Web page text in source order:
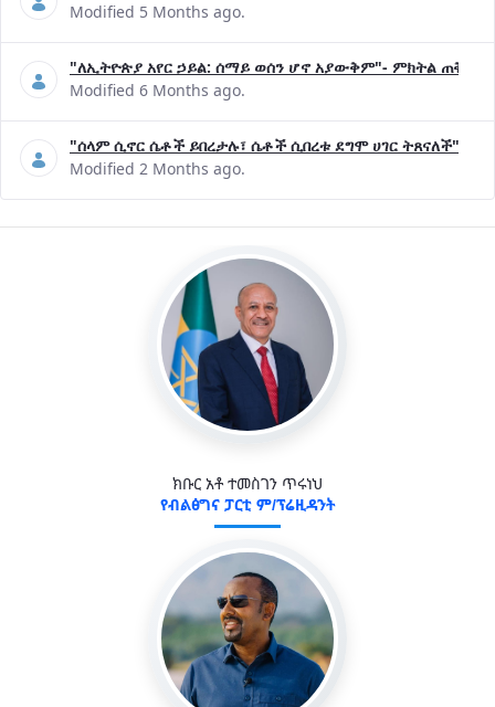
Modified 5 Months ago.
"ለኢትዮጵያ አየር ኃይል: ሰማይ ወሰን ሆኖ አያውቅም"- ምክትል ጠቅላይ
Modified 6 Months ago.
"ሰላም ሲኖር ሴቶች ይበረታሉ፣ ሴቶች ሲበረቱ ደግሞ ሀገር ትጸናለች"-
Modified 2 Months ago.
ክቡር አቶ ተመስገን ጥሩነህ
የብልፅግና ፓርቲ ም/ፕሬዚዳንት